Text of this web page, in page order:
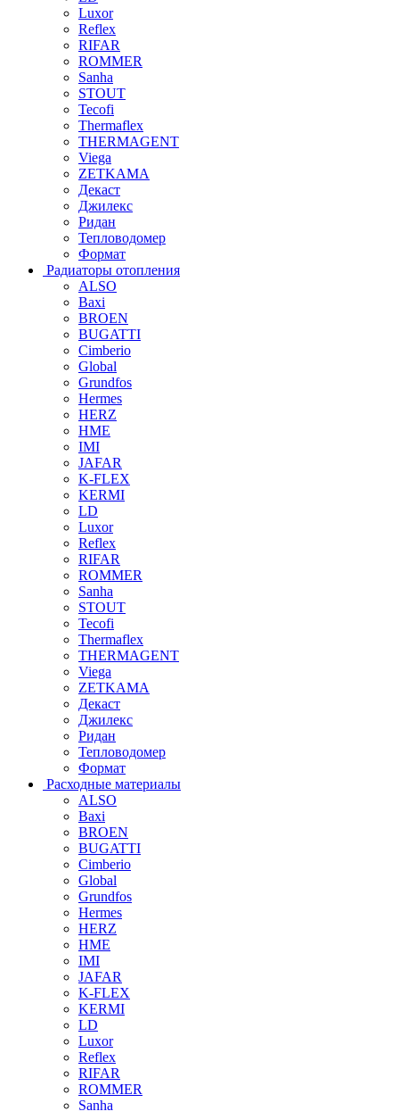
Luxor
Reflex
RIFAR
ROMMER
Sanha
STOUT
Tecofi
Thermaflex
THERMAGENT
Viega
ZETKAMA
Декаст
Джилекс
Ридан
Тепловодомер
Формат
Радиаторы отопления
ALSO
Baxi
BROEN
BUGATTI
Cimberio
Global
Grundfos
Hermes
HERZ
HME
IMI
JAFAR
K-FLEX
KERMI
LD
Luxor
Reflex
RIFAR
ROMMER
Sanha
STOUT
Tecofi
Thermaflex
THERMAGENT
Viega
ZETKAMA
Декаст
Джилекс
Ридан
Тепловодомер
Формат
Расходные материалы
ALSO
Baxi
BROEN
BUGATTI
Cimberio
Global
Grundfos
Hermes
HERZ
HME
IMI
JAFAR
K-FLEX
KERMI
LD
Luxor
Reflex
RIFAR
ROMMER
Sanha